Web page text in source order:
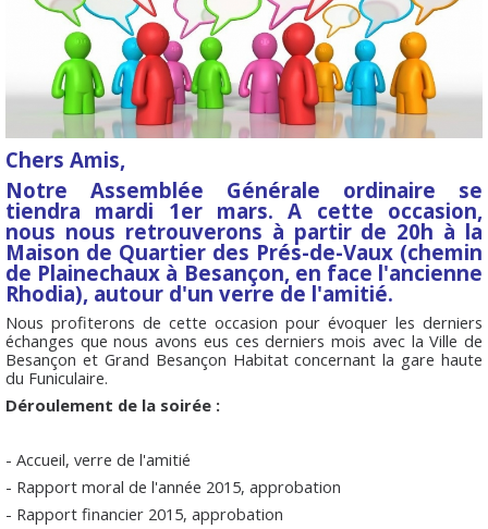
Chers Amis,
Notre Assemblée Générale ordinaire se
tiendra mardi 1er mars. A cette occasion,
nous nous retrouverons à partir de 20h à la
Maison de Quartier des Prés-de-Vaux (chemin
de Plainechaux à Besançon, en face l'ancienne
Rhodia), autour d'un verre de l'amitié.
Nous profiterons de cette occasion pour évoquer les derniers
échanges que nous avons eus ces derniers mois avec la Ville de
Besançon et Grand Besançon Habitat concernant la gare haute
du Funiculaire.
Déroulement de la soirée :
- Accueil, verre de l'amitié
- Rapport moral de l'année 2015, approbation
- Rapport financier 2015, approbation